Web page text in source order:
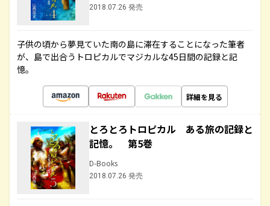
2018.07.26 発売
子供の頃から夢見ていた南の島に滞在することになった筆者
が、島で出合うトロピカルでマジカルな45日間の記録と記
憶。
詳細を見る
とろとろトロピカル ある旅の記録と
記憶。 第5巻
D-Books
2018.07.26 発売